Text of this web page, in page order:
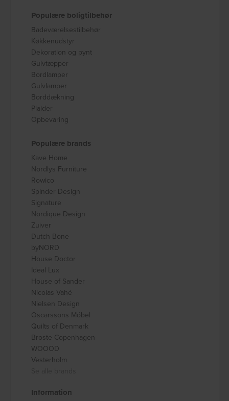
Populære boligtilbehør
Badeværelsestilbehør
Køkkenudstyr
Dekoration og pynt
Gulvtæpper
Bordlamper
Gulvlamper
Borddækning
Plaider
Opbevaring
Populære brands
Kave Home
Nordlys Furniture
Rowico
Spinder Design
Signature
Nordique Design
Zuiver
Dutch Bone
byNORD
House Doctor
Ideal Lux
House of Sander
Nicolas Vahé
Nielsen Design
Oscarssons Móbel
Quilts of Denmark
Broste Copenhagen
WOOOD
Vesterholm
Information